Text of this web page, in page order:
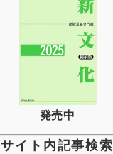
発売中
サイト内記事検索